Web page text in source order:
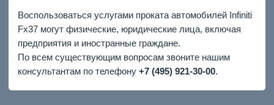
Воспользоваться услугами проката автомобилей Infiniti
Fx37 могут физические, юридические лица, включая
предприятия и иностранные граждане.
По всем существующим вопросам звоните нашим
консультантам по телефону +7 (495) 921-30-00.